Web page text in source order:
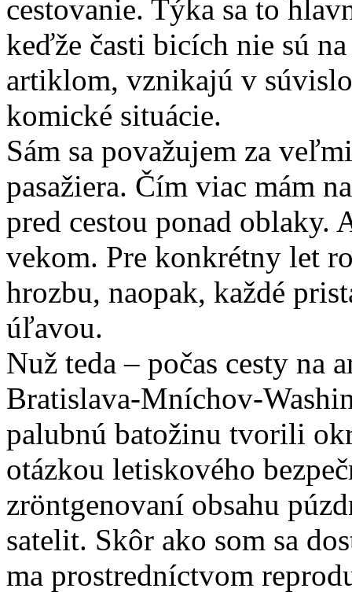
cestovanie. Týka sa to
keďže časti bicích nie sú
artiklom, vznikajú v
komické situácie.
Sám sa považujem za
pasažiera. Čím viac mám
pred cestou ponad oblaky.
vekom. Pre konkrétny let
hrozbu, naopak, každé
úľavou.
Nuž teda – počas cesty na
Bratislava-Mníchov-
palubnú batožinu tvorili
otázkou letiskového
zröntgenovaní obsahu
satelit. Skôr ako som sa
ma prostredníctvom